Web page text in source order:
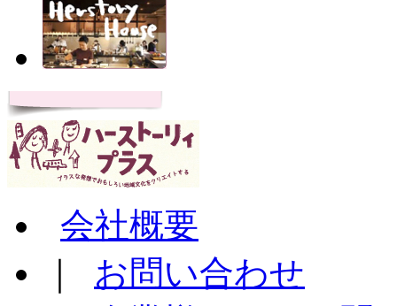
会社概要
お問い合わせ